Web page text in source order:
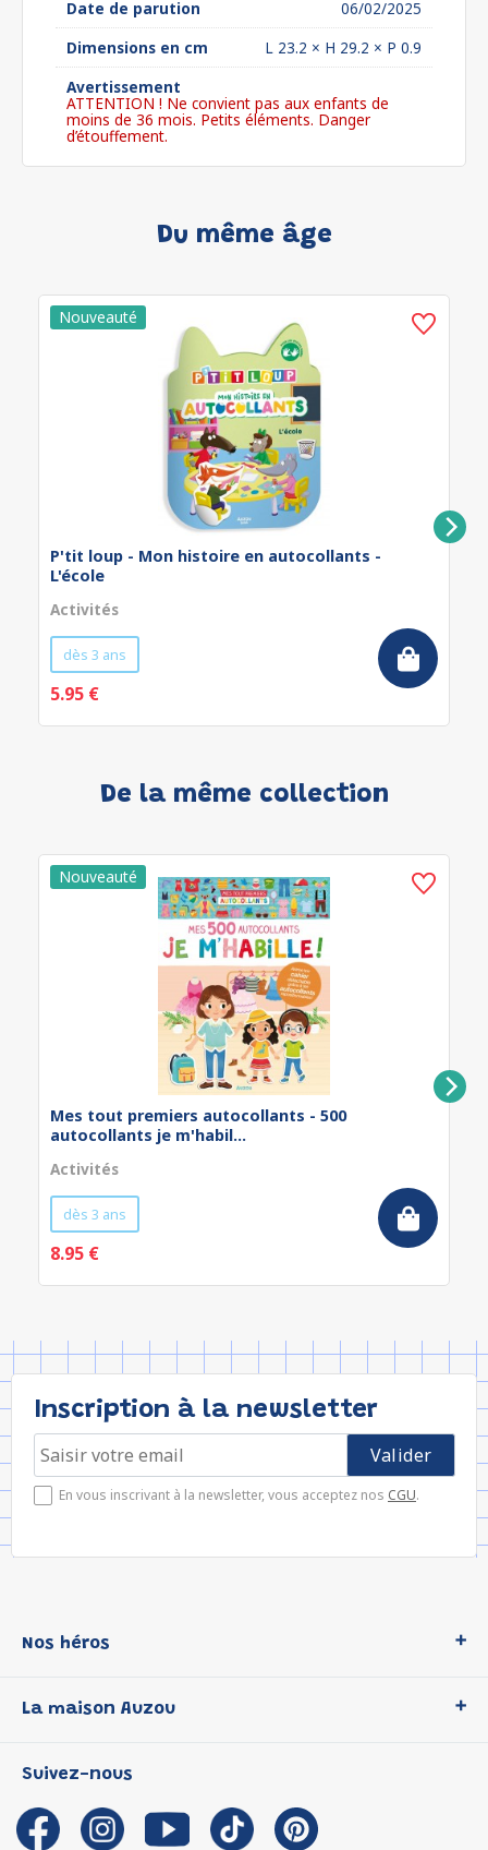
Date de parution
06/02/2025
Dimensions en cm
L 23.2 × H 29.2 × P 0.9
Avertissement
ATTENTION ! Ne convient pas aux enfants de
moins de 36 mois. Petits éléments. Danger
d’étouffement.
Du même âge
P'tit loup - Mon histoire en autocollants -
L'école
Activités
dès 3 ans
5.95 €
De la même collection
Mes tout premiers autocollants - 500
autocollants je m'habil...
Activités
dès 3 ans
8.95 €
Inscription à la newsletter
En vous inscrivant à la newsletter, vous acceptez nos CGU.
Nos héros
P'tit Loup
Les Influenceuses
Migali
La maison Auzou
Notre histoire
Auzou s'engage
Suivez-nous